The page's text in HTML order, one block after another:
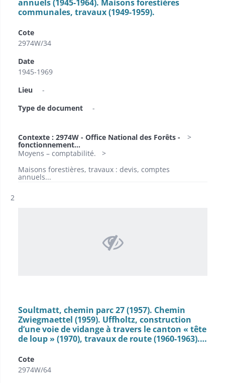
annuels (1945-1964). Maisons forestières
communales, travaux (1949-1959).
Cote
2974W/34
Date
1945-1969
Lieu
-
Type de document
-
Contexte : 2974W - Office National des Forêts -
fonctionnement...
Moyens – comptabilité.
Maisons forestières, travaux : devis, comptes
annuels...
Résultat n°
2
Soultmatt, chemin parc 27 (1957). Chemin
Zwiegmaettel (1959). Uffholtz, construction
d’une voie de vidange à travers le canton « tête
de loup » (1970), travaux de route (1960-1963).…
Cote
2974W/64